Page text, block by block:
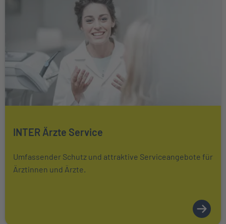
INTER Ärzte Service
Umfassender Schutz und attraktive Serviceangebote für
Ärztinnen und Ärzte.